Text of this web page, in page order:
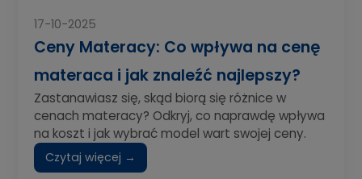
17-10-2025
Ceny Materacy: Co wpływa na cenę
materaca i jak znaleźć najlepszy?
Zastanawiasz się, skąd biorą się różnice w
cenach materacy? Odkryj, co naprawdę wpływa
na koszt i jak wybrać model wart swojej ceny.
Czytaj więcej →